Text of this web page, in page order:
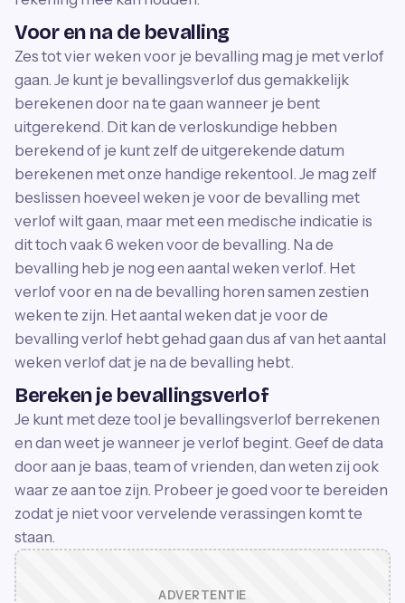
Voor en na de bevalling
Zes tot vier weken voor je bevalling mag je met verlof
gaan. Je kunt je bevallingsverlof dus gemakkelijk
berekenen door na te gaan wanneer je bent
uitgerekend. Dit kan de verloskundige hebben
berekend of je kunt zelf de uitgerekende datum
berekenen met onze handige rekentool. Je mag zelf
beslissen hoeveel weken je voor de bevalling met
verlof wilt gaan, maar met een medische indicatie is
dit toch vaak 6 weken voor de bevalling. Na de
bevalling heb je nog een aantal weken verlof. Het
verlof voor en na de bevalling horen samen zestien
weken te zijn. Het aantal weken dat je voor de
bevalling verlof hebt gehad gaan dus af van het aantal
weken verlof dat je na de bevalling hebt.
Bereken je bevallingsverlof
Je kunt met deze tool je bevallingsverlof berrekenen
en dan weet je wanneer je verlof begint. Geef de data
door aan je baas, team of vrienden, dan weten zij ook
waar ze aan toe zijn. Probeer je goed voor te bereiden
zodat je niet voor vervelende verassingen komt te
staan.
ADVERTENTIE